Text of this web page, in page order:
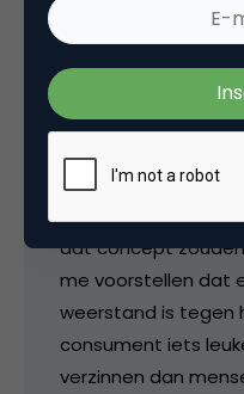
beroepscreatieven
verzinnen (cijfers
je daar geen
kunnen zetten,
Ben alleen
met name de
dat concept zouden
me voorstellen dat
weerstand is tegen
consument iets
verzinnen dan